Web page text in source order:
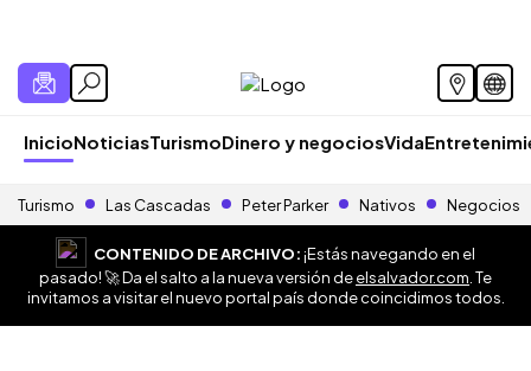
InicioNoticiasTurismoDinero y negociosVida
Turismo Las Cascadas Peter Parker Nativos Negocios
CONTENIDO DE ARCHIVO:¡Estás navegando en el
pasado! 🚀 Da el salto a la nueva versión deelsalvador.com . Te
invitamos a visitar el nuevo portal país donde coincidimos todos.